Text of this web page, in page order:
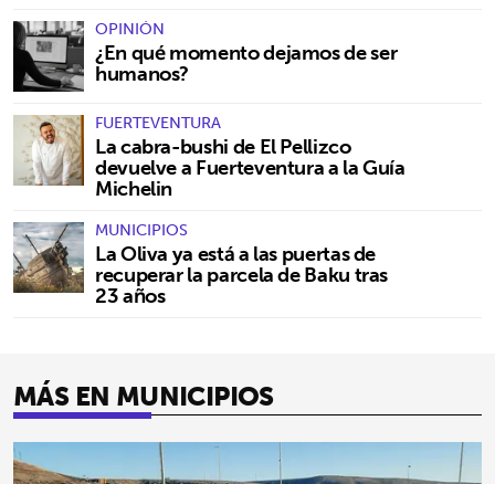
OPINIÓN
¿En qué momento dejamos de ser
humanos?
FUERTEVENTURA
La cabra-bushi de El Pellizco
devuelve a Fuerteventura a la Guía
Michelin
MUNICIPIOS
La Oliva ya está a las puertas de
recuperar la parcela de Baku tras
23 años
MÁS EN MUNICIPIOS